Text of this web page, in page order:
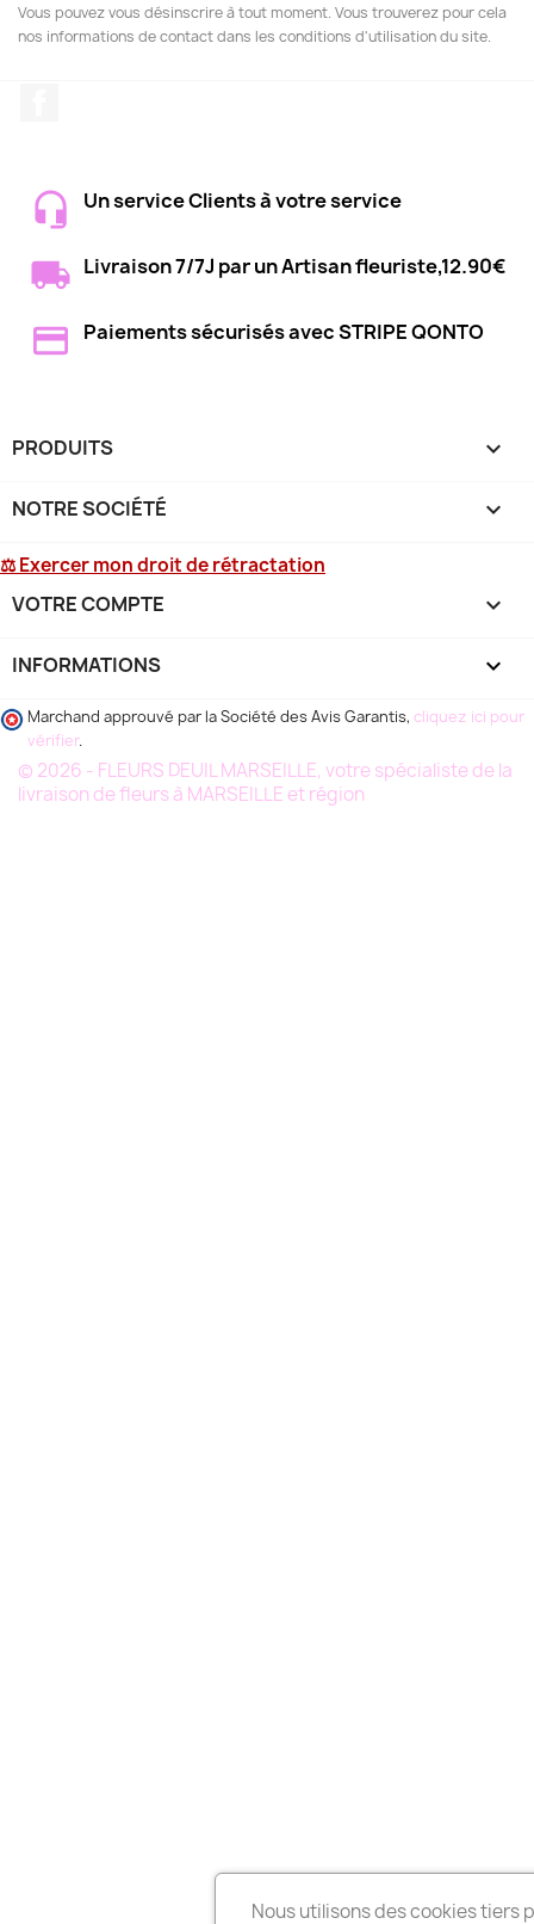
Vous pouvez vous désinscrire à tout moment. Vous trouverez pour cela
nos informations de contact dans les conditions d'utilisation du site.
Un service Clients à votre service
Livraison 7/7J par un Artisan fleuriste,12.90€
Paiements sécurisés avec STRIPE QONTO
PRODUITS 
NOTRE SOCIÉTÉ 
⚖ Exercer mon droit de rétractation
VOTRE COMPTE 
INFORMATIONS keyboard_arrow_down
Marchand approuvé par la Société des Avis Garantis, cliquez ici pour
vérifier.
© 2026 - FLEURS DEUIL MARSEILLE, votre spécialiste de la
livraison de fleurs à MARSEILLE et région
Nous utilisons des cookies tiers